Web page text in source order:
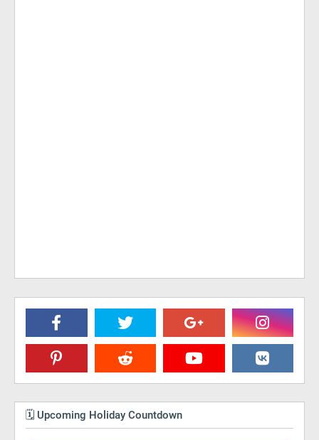
🗓️ Upcoming Holiday Countdown